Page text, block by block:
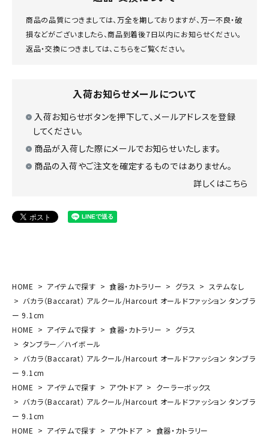
商品の品質につきましては、万全を期しておりますが、万一不良・破
損などがございましたら、商品到着後7日以内にお知らせください。
返品・交換につきましては、 こちらをご覧ください。
入荷お知らせメールについて
入荷お知らせボタンを押下して、メールアドレスを登録
してください。
商品が入荷した際にメールでお知らせいたします。
商品の入荷やご注文を確定するものではありません。
詳しくはこちら
HOME アイテムで探す 食器・カトラリー グラス
ステムなし
バカラ（Baccarat） アルクール/Harcourt オールドファッション タンブラ
ー 9.1cm
HOME
アイテムで探す 食器・カトラリー
グラス
タンブラー／ハイボール
バカラ（Baccarat） アルクール/Harcourt オールドファッション タンブラ
ー 9.1cm
HOME
アイテムで探す アウトドア
クーラーボックス
バカラ（Baccarat） アルクール/Harcourt オールドファッション タンブラ
ー 9.1cm
HOME
アイテムで探す アウトドア
食器・カトラリー